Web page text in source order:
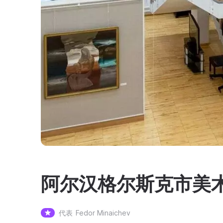
阿尔汉格尔斯克市美
代表 Fedor Minaichev